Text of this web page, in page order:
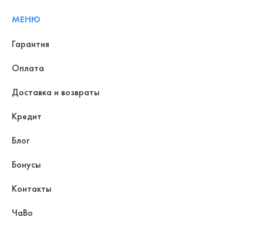
МЕНЮ
Гарантия
Оплата
Доставка и возвраты
Кредит
Блог
Бонусы
Контакты
ЧаВо